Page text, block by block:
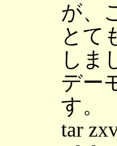
が、
とて
しま
デー
す。
tar